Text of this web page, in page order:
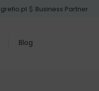
Business Partner
Blog